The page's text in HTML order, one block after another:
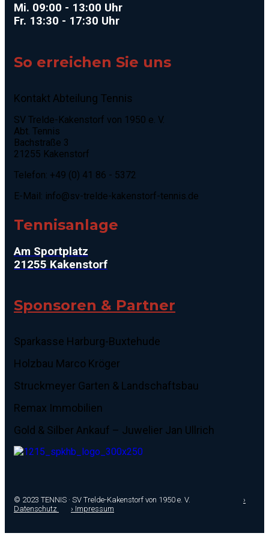
Mi. 09:00 - 13:00 Uhr
Fr. 13:30 - 17:30 Uhr
So erreichen Sie uns
Kontakt Abteilung Tennis
SV Trelde-Kakenstorf von 1950 e. V.
Abt. Tennis
Bachstraße 3
21255 Kakenstorf
Telefon: +49 (0) 41 86 - 5372
E-Mail: info@sv-trelde-kakenstorf-tennis.de
Tennisanlage
Am Sportplatz
21255 Kakenstorf
Sponsoren & Partner
Sparkasse Harburg-Buxtehude
Holzbau Marco Kröger
Struckmeyer Garten & Landschaftsbau
Remax Immobilien
Gold & Silber Ankauf – Juwelier Jan Ullrich
© 2023 TENNIS · SV Trelde-Kakenstorf von 1950 e. V.
›
Datenschutz
› Impressum